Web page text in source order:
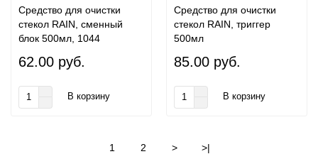
Средство для очистки
стекол RAIN, сменный
блок 500мл, 1044
62.00 руб.
В корзину
Средство для очистки
стекол RAIN, триггер
500мл
85.00 руб.
В корзину
1 2 > >|